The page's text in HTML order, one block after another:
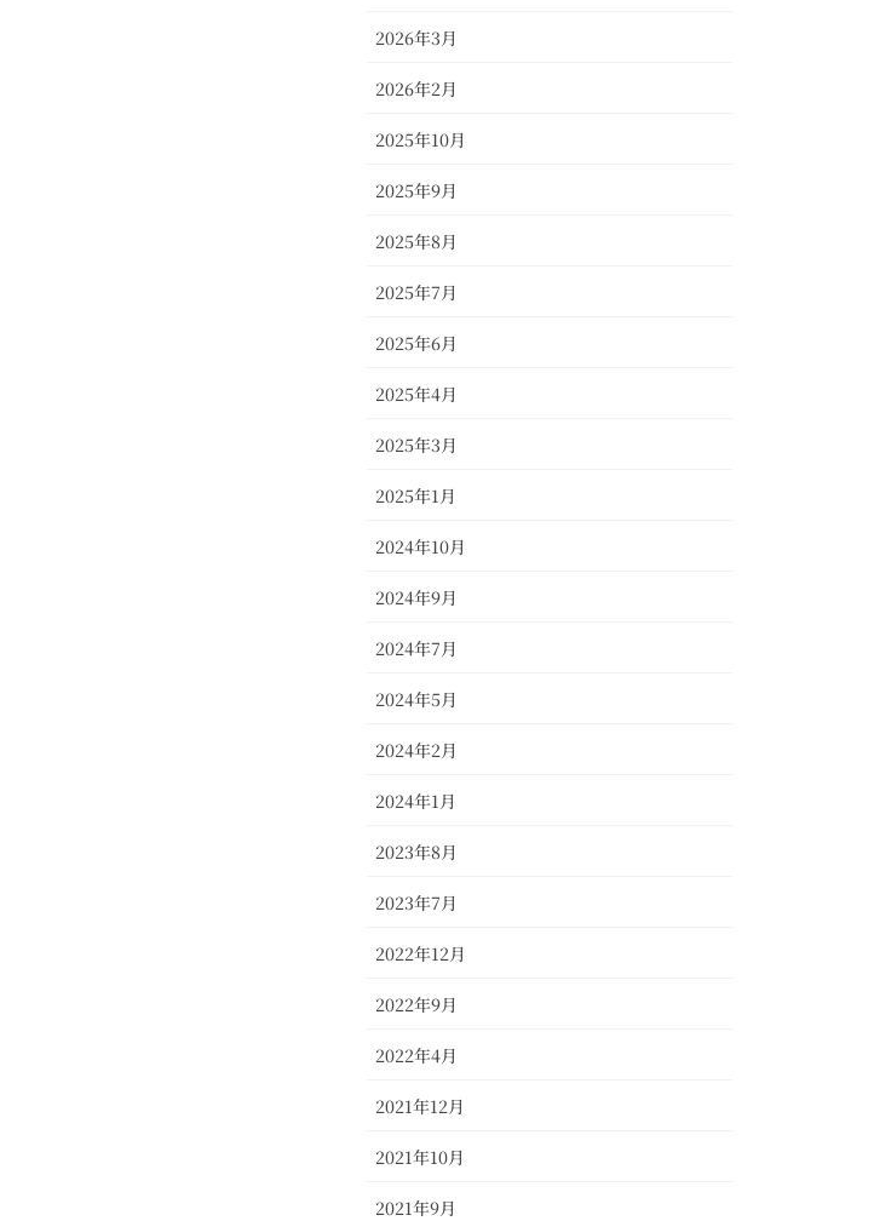
2026年3月
2026年2月
2025年10月
2025年9月
2025年8月
2025年7月
2025年6月
2025年4月
2025年3月
2025年1月
2024年10月
2024年9月
2024年7月
2024年5月
2024年2月
2024年1月
2023年8月
2023年7月
2022年12月
2022年9月
2022年4月
2021年12月
2021年10月
2021年9月